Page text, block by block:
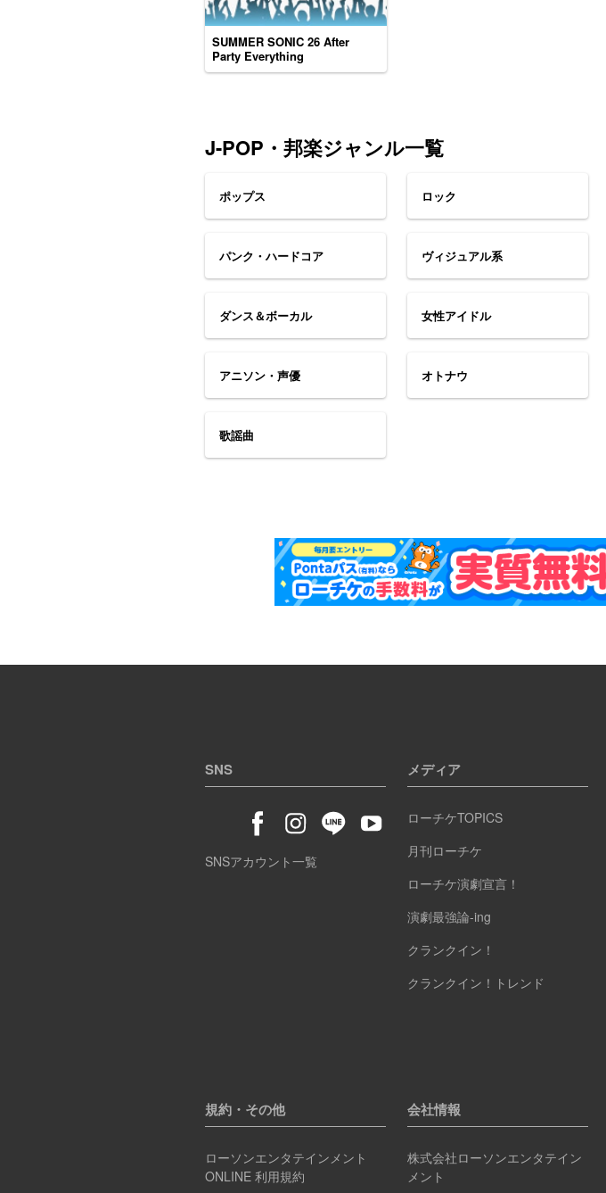
SUMMER SONIC 26 After
Party Everything
J-POP・邦楽ジャンル一覧
ポップス ロック
パンク・ハードコア ヴィジュアル系
ダンス＆ボーカル 女性アイドル
アニソン・声優 オトナウ
歌謡曲
SNS
SNSアカウント一覧
メディア
ローチケTOPICS
月刊ローチケ
ローチケ演劇宣言！
演劇最強論-ing
クランクイン！
クランクイン！トレンド
規約・その他
ローソンエンタテインメント
ONLINE 利用規約
会社情報
株式会社ローソンエンタテイン
メント